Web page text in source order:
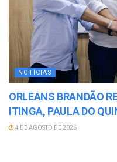
NOTÍCIAS
ORLEANS BRANDÃO
ITINGA, PAULA DO
4 DE AGOSTO DE 2026